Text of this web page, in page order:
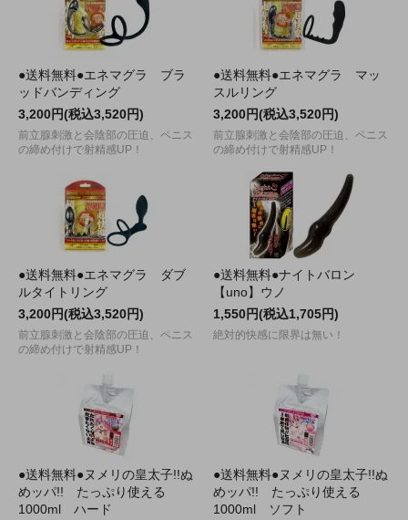
●送料無料●エネマグラ ブラ
ッドバンディング
3,200円(税込3,520円)
前立腺刺激と会陰部の圧迫、ペニス
の締め付けで射精感UP！
●送料無料●エネマグラ マッ
スルリング
3,200円(税込3,520円)
前立腺刺激と会陰部の圧迫、ペニス
の締め付けで射精感UP！
●送料無料●エネマグラ ダブ
ルタイトリング
3,200円(税込3,520円)
前立腺刺激と会陰部の圧迫、ペニス
の締め付けで射精感UP！
●送料無料●ナイトバロン
【uno】ウノ
1,550円(税込1,705円)
絶対的快感に限界は無い！
●送料無料●ヌメリの皇太子!!ぬ
めッパ!! たっぷり使える
1000ml ハード
●送料無料●ヌメリの皇太子!!ぬ
めッパ!! たっぷり使える
1000ml ソフト